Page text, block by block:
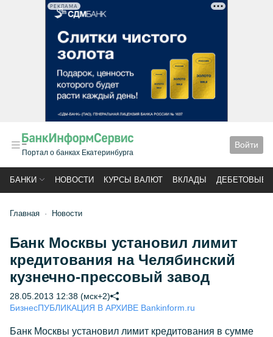
РЕКЛАМА
Портал о банках Екатеринбурга
Войти
БАНКИ НОВОСТИ КУРСЫ ВАЛЮТ ВКЛАДЫ ДЕБЕТОВЫЕ
Главная Новости
Банк Москвы установил лимит
кредитования на Челябинский
кузнечно-прессовый завод
28.05.2013 12:38 (мск+2)
БизнесПУБЛИКАЦИЯ В АРХИВЕ Bankinform.ru
Банк Москвы установил лимит кредитования в сумме